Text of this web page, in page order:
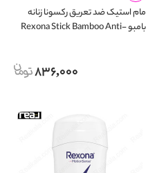
مام استیک ضد تعریق رکسونا زنانه
بامبو Rexona Stick Bamboo Anti-
836,000